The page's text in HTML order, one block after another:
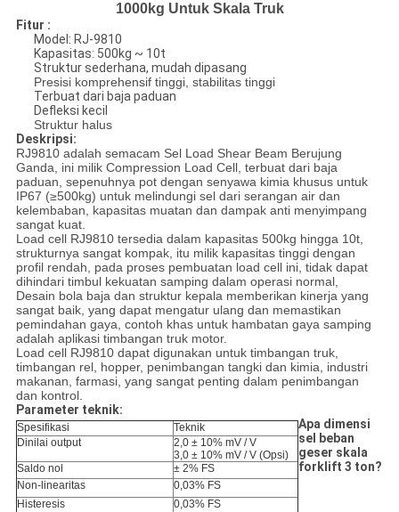
1000kg Untuk Skala Truk
Fitur :
Model: RJ-9810
Kapasitas: 500kg ~ 10t
Struktur sederhana, mudah dipasang
Presisi komprehensif tinggi, stabilitas tinggi
Terbuat dari baja paduan
Defleksi kecil
Struktur halus
Deskripsi:
RJ9810 adalah semacam Sel Load Shear Beam Berujung
Ganda, ini milik Compression Load Cell, terbuat dari baja
paduan, sepenuhnya pot dengan senyawa kimia khusus untuk
IP67 (≥500kg) untuk melindungi sel dari serangan air dan
kelembaban, kapasitas muatan dan dampak anti menyimpang
sangat kuat.
Load cell RJ9810 tersedia dalam kapasitas 500kg hingga 10t,
strukturnya sangat kompak, itu milik kapasitas tinggi dengan
profil rendah, pada proses pembuatan load cell ini, tidak dapat
dihindari timbul kekuatan samping dalam operasi normal,
Desain bola baja dan struktur kepala memberikan kinerja yang
sangat baik, yang dapat mengatur ulang dan memastikan
pemindahan gaya, contoh khas untuk hambatan gaya samping
adalah aplikasi timbangan truk motor.
Load cell RJ9810 dapat digunakan untuk timbangan truk,
timbangan rel, hopper, penimbangan tangki dan kimia, industri
makanan, farmasi, yang sangat penting dalam penimbangan
dan kontrol.
Parameter teknik:
Spesifikasi
Teknik
Dinilai output
2,0 ± 10% mV / V
3,0 ± 10% mV / V (Opsi)
Saldo nol
± 2% FS
Non-linearitas
0,03% FS
Histeresis
0,03% FS
Apa dimensi
sel beban
geser skala
forklift 3 ton?